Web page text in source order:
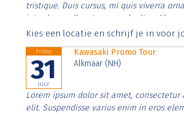
tristique. Duis cursus, mi quis viverra
interdum nulla, ut commodo diam libero
Aenean faucibus nibh et justo cursus id
Kies een locatie en schrijf je in voor
Friday
31
JULY
Kawasaki Promo Tour
Alkmaar (NH)
Lorem ipsum dolor sit amet, consectetur
elit. Suspendisse varius enim in eros